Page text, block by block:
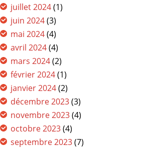
juillet 2024(1)
juin 2024(3)
mai 2024(4)
avril 2024(4)
mars 2024(2)
février 2024(1)
janvier 2024(2)
décembre 2023(3)
novembre 2023(4)
octobre 2023(4)
septembre 2023(7)